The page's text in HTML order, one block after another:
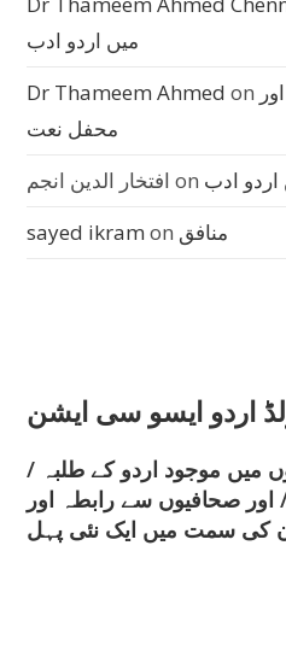
میں اردو ادب
Dr Thameem Ahmed on
محفل نعت
افتخار الدین انجم on ادب
sayed ikram on منافق
اردو ایسو سی ایشن
میں موجود اردو کے طلبہ /
اور صحافیوں سے رابطہ اور
کی سمت میں ایک نئی پہل